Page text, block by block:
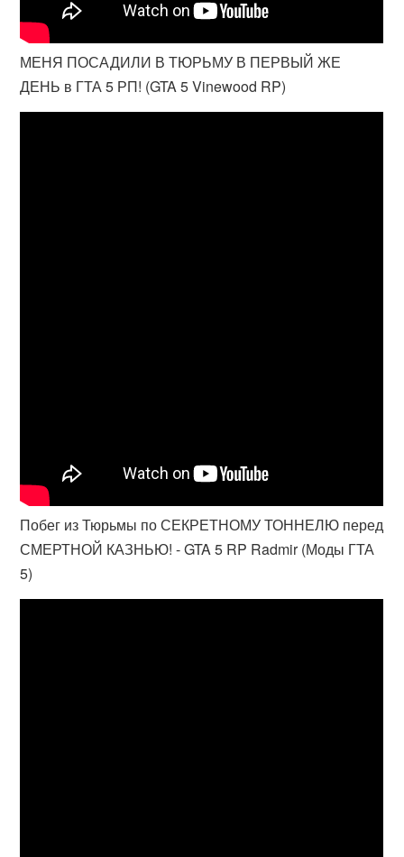
МЕНЯ ПОСАДИЛИ В ТЮРЬМУ В ПЕРВЫЙ ЖЕ
ДЕНЬ в ГТА 5 РП! (GTA 5 Vinewood RP)
Побег из Тюрьмы по СЕКРЕТНОМУ ТОННЕЛЮ перед
СМЕРТНОЙ КАЗНЬЮ! - GTA 5 RP Radmir (Моды ГТА
5)